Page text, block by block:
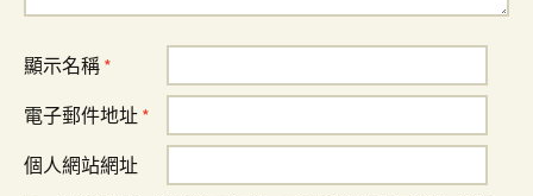
顯示名稱 *
電子郵件地址 *
個人網站網址